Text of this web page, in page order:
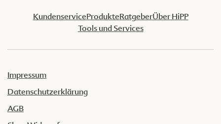
KundenserviceProdukteRatgeberÜber HiPP
Tools und Services
Impressum
Datenschutzerklärung
AGB